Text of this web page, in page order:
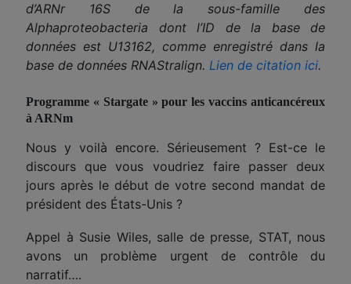
d’ARNr 16S de la sous-famille des
Alphaproteobacteria dont l’ID de la base de
données est U13162, comme enregistré dans la
base de données RNAStralign. Lien de citation ici.
Programme « Stargate » pour les vaccins anticancéreux
à ARNm
Nous y voilà encore. Sérieusement ? Est-ce le
discours que vous voudriez faire passer deux
jours après le début de votre second mandat de
président des États-Unis ?
Appel à Susie Wiles, salle de presse, STAT, nous
avons un problème urgent de contrôle du
narratif….